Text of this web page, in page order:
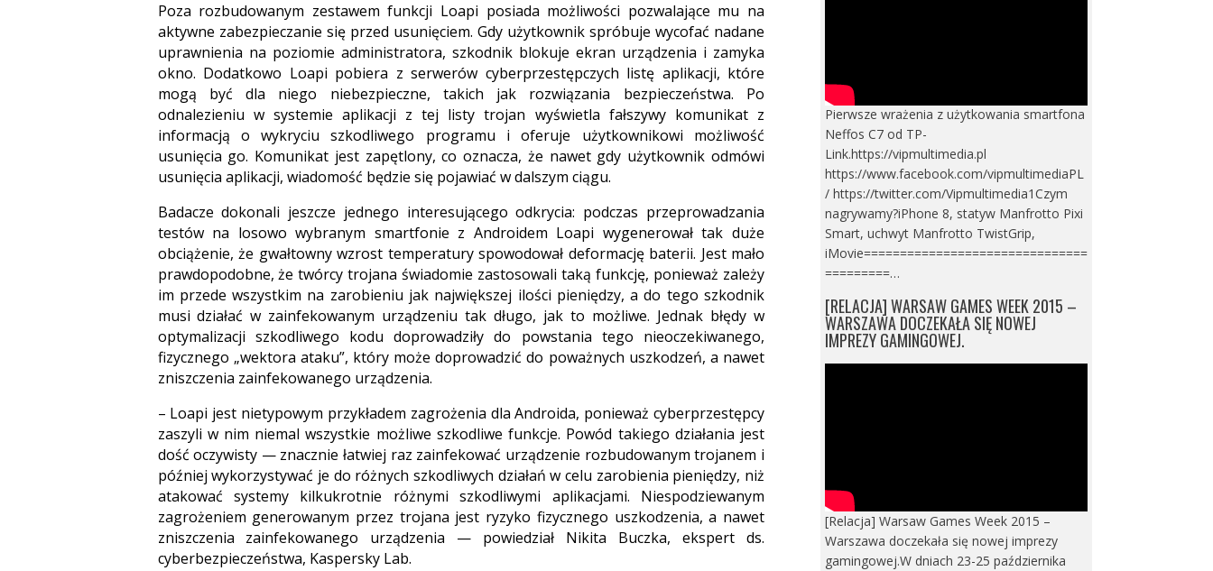
Poza rozbudowanym zestawem funkcji Loapi posiada możliwości pozwalające mu na
aktywne zabezpieczanie się przed usunięciem. Gdy użytkownik spróbuje wycofać nadane
uprawnienia na poziomie administratora, szkodnik blokuje ekran urządzenia i zamyka
okno. Dodatkowo Loapi pobiera z serwerów cyberprzestępczych listę aplikacji, które
mogą być dla niego niebezpieczne, takich jak rozwiązania bezpieczeństwa. Po
odnalezieniu w systemie aplikacji z tej listy trojan wyświetla fałszywy komunikat z
informacją o wykryciu szkodliwego programu i oferuje użytkownikowi możliwość
usunięcia go. Komunikat jest zapętlony, co oznacza, że nawet gdy użytkownik odmówi
usunięcia aplikacji, wiadomość będzie się pojawiać w dalszym ciągu.
Badacze dokonali jeszcze jednego interesującego odkrycia: podczas przeprowadzania
testów na losowo wybranym smartfonie z Androidem Loapi wygenerował tak duże
obciążenie, że gwałtowny wzrost temperatury spowodował deformację baterii. Jest mało
prawdopodobne, że twórcy trojana świadomie zastosowali taką funkcję, ponieważ zależy
im przede wszystkim na zarobieniu jak największej ilości pieniędzy, a do tego szkodnik
musi działać w zainfekowanym urządzeniu tak długo, jak to możliwe. Jednak błędy w
optymalizacji szkodliwego kodu doprowadziły do powstania tego nieoczekiwanego,
fizycznego „wektora ataku”, który może doprowadzić do poważnych uszkodzeń, a nawet
zniszczenia zainfekowanego urządzenia.
– Loapi jest nietypowym przykładem zagrożenia dla Androida, ponieważ cyberprzestępcy
zaszyli w nim niemal wszystkie możliwe szkodliwe funkcje. Powód takiego działania jest
dość oczywisty — znacznie łatwiej raz zainfekować urządzenie rozbudowanym trojanem i
później wykorzystywać je do różnych szkodliwych działań w celu zarobienia pieniędzy, niż
atakować systemy kilkukrotnie różnymi szkodliwymi aplikacjami. Niespodziewanym
zagrożeniem generowanym przez trojana jest ryzyko fizycznego uszkodzenia, a nawet
zniszczenia zainfekowanego urządzenia — powiedział Nikita Buczka, ekspert ds.
cyberbezpieczeństwa, Kaspersky Lab.
Pierwsze wrażenia z użytkowania smartfona
Neffos C7 od TP-
Link.https://vipmultimedia.pl
https://www.facebook.com/vipmultimediaPL
/ https://twitter.com/Vipmultimedia1Czym
nagrywamy?iPhone 8, statyw Manfrotto Pixi
Smart, uchwyt Manfrotto TwistGrip,
iMovie===============================
=========…
[RELACJA] WARSAW GAMES WEEK 2015 –
WARSZAWA DOCZEKAŁA SIĘ NOWEJ
IMPREZY GAMINGOWEJ.
[Relacja] Warsaw Games Week 2015 –
Warszawa doczekała się nowej imprezy
gamingowej.W dniach 23-25 października